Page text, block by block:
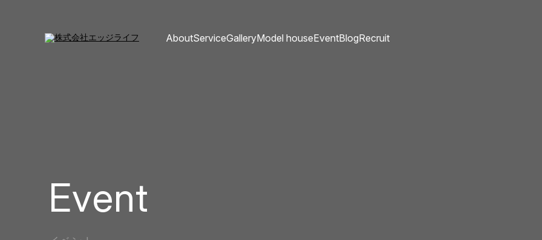
AboutServiceGalleryModel houseEventBlogRecruit
Event